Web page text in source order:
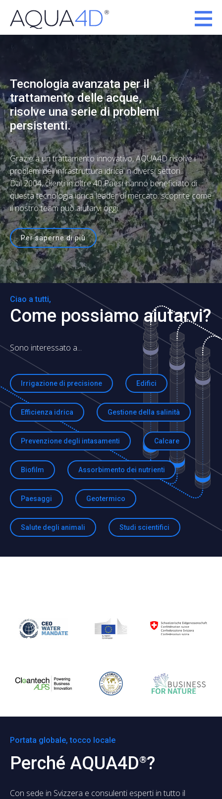
Tecnologia avanzata per il
trattamento delle acque,
risolve una serie di problemi
persistenti.
Grazie a un trattamento innovativo, AQUA4D risolve i
problemi dell'infrastruttura idrica in diversi settori.
Dal 2004, clienti in oltre 40 Paesi hanno beneficiato di
questa tecnologia idrica leader di mercato: scoprite come
il nostro team può aiutarvi oggi.
Per saperne di più
Ciao a tutti,
Come possiamo aiutarvi?
Sono interessato a...
Irrigazione di precisione Edifici
Efficienza idrica Gestione della salinità
Prevenzione degli intasamenti Calcare
Biofilm Assorbimento dei nutrienti
Paesaggi Geotermico
Salute degli animali Studi scientifici
Portata globale, tocco locale
Perché AQUA4D®?
Con sede in Svizzera e consulenti esperti in tutto il